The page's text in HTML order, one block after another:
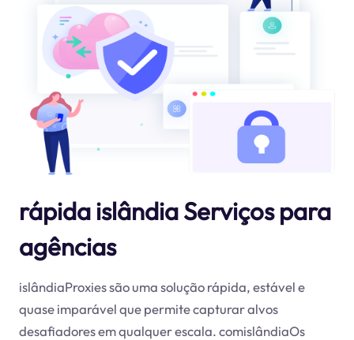
rápida islândia Serviços para
agências
islândiaProxies são uma solução rápida, estável e
quase imparável que permite capturar alvos
desafiadores em qualquer escala. comislândiaOs